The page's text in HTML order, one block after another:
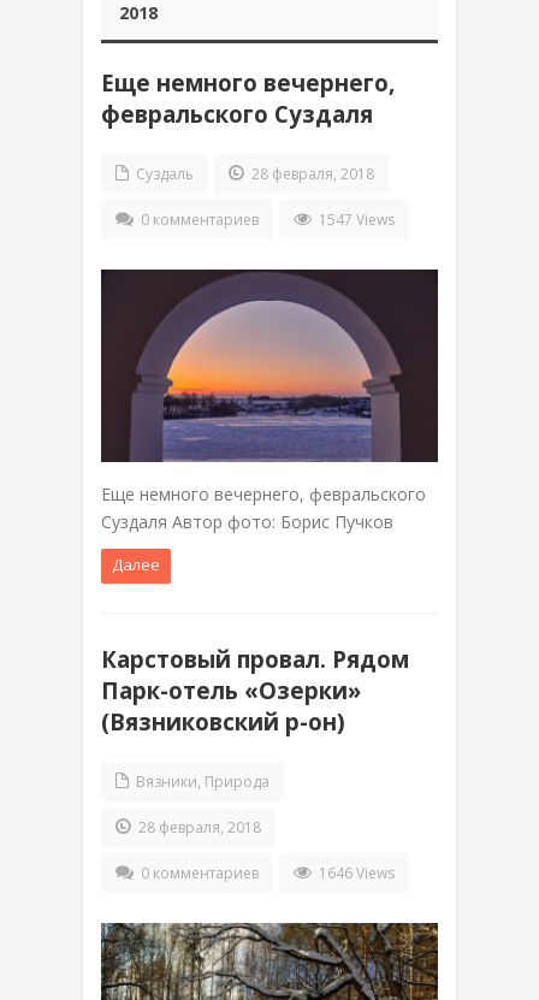
2018
Еще немного вечернего,
февральского Суздаля
Суздаль 28 февраля, 2018
0 комментариев 1547 Views
Еще немного вечернего, февральского
Суздаля Автор фото: Борис Пучков
Далее
Карстовый провал. Рядом
Парк-отель «Озерки»
(Вязниковский р-он)
Вязники, Природа
28 февраля, 2018
0 комментариев 1646 Views